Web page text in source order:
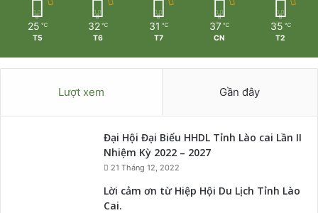
25 ℃
T5
32 ℃
T6
31 ℃
T7
37 ℃
CN
35 ℃
T2
Lượt xem Gần đây
Đại Hội Đại Biểu HHDL Tỉnh Lào cai Lần II
Nhiệm Kỳ 2022 – 2027
21 Tháng 12, 2022
Lời cảm ơn từ Hiệp Hội Du Lịch Tỉnh Lào
Cai.